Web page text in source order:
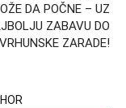
DA POČNE – UZ
ZABAVU DO
VRHUNSKE ZARADE!